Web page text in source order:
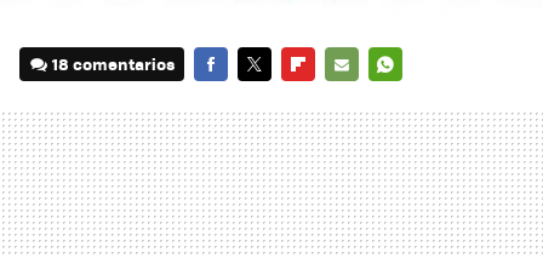
18 comentarios
MAIL